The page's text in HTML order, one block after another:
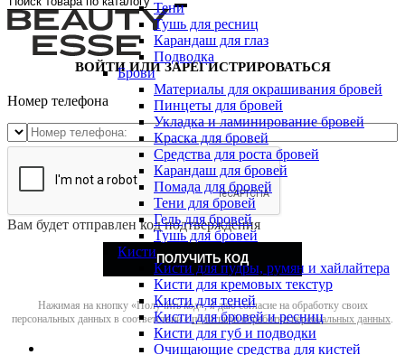
Тени
Тушь для ресниц
Карандаш для глаз
Подводка
Брови
Материалы для окрашивания бровей
Пинцеты для бровей
Укладка и ламинирование бровей
Краска для бровей
Средства для роста бровей
Карандаш для бровей
Помада для бровей
Тени для бровей
Гель для бровей
Тушь для бровей
Кисти
Кисти для пудры, румян и хайлайтера
Кисти для кремовых текстур
Кисти для теней
Кисти для бровей и ресниц
Кисти для губ и подводки
Очищающие средства для кистей
ВОЙТИ ИЛИ ЗАРЕГИСТРИРОВАТЬСЯ
Номер телефона
Вам будет отправлен код подтверждения
ПОЛУЧИТЬ КОД
Нажимая на кнопку «Получить код», я даю согласие на обработку своих
персональных данных в соответствии сполитикой обработки персональных данных.